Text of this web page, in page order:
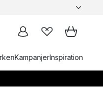
KampanjerInspiration